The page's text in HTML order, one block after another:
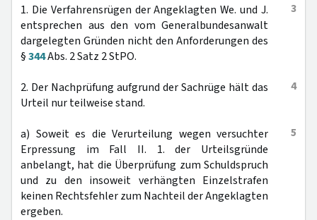
3
1. Die Verfahrensrügen der Angeklagten We. und J.
entsprechen aus den vom Generalbundesanwalt
dargelegten Gründen nicht den Anforderungen des
§344Abs. 2 Satz 2 StPO.
4
2. Der Nachprüfung aufgrund der Sachrüge hält das
Urteil nur teilweise stand.
5
a) Soweit es die Verurteilung wegen versuchter
Erpressung im Fall II. 1. der Urteilsgründe
anbelangt, hat die Überprüfung zum Schuldspruch
und zu den insoweit verhängten Einzelstrafen
keinen Rechtsfehler zum Nachteil der Angeklagten
ergeben.